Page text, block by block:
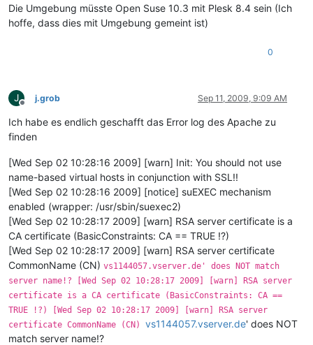
Die Umgebung müsste Open Suse 10.3 mit Plesk 8.4 sein (Ich
hoffe, dass dies mit Umgebung gemeint ist)
0
J
Offline
j.grob Sep 11, 2009, 9:09 AM
Ich habe es endlich geschafft das Error log des Apache zu
finden
[Wed Sep 02 10:28:16 2009] [warn] Init: You should not use
name-based virtual hosts in conjunction with SSL!!
[Wed Sep 02 10:28:16 2009] [notice] suEXEC mechanism
enabled (wrapper: /usr/sbin/suexec2)
[Wed Sep 02 10:28:17 2009] [warn] RSA server certificate is a
CA certificate (BasicConstraints: CA == TRUE !?)
[Wed Sep 02 10:28:17 2009] [warn] RSA server certificate
CommonName (CN) vs1144057.vserver.de' does NOT match
server name!? [Wed Sep 02 10:28:17 2009] [warn] RSA server
certificate is a CA certificate (BasicConstraints: CA ==
TRUE !?) [Wed Sep 02 10:28:17 2009] [warn] RSA server
certificate CommonName (CN) vs1144057.vserver.de' does NOT
match server name!?